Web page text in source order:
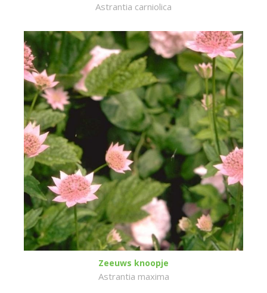
Astrantia carniolica
Zeeuws knoopje
Astrantia maxima